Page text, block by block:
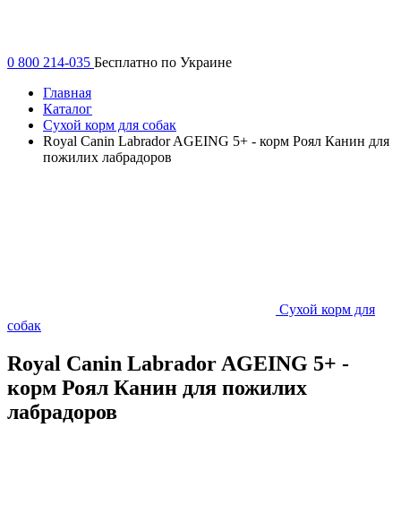
0 800 214-035 Бесплатно по Украине
Главная
Каталог
Сухой корм для собак
Royal Canin Labrador AGEING 5+ - корм Роял Канин для
пожилих лабрадоров
Сухой корм для
собак
Royal Canin Labrador AGEING 5+ -
корм Роял Канин для пожилих
лабрадоров